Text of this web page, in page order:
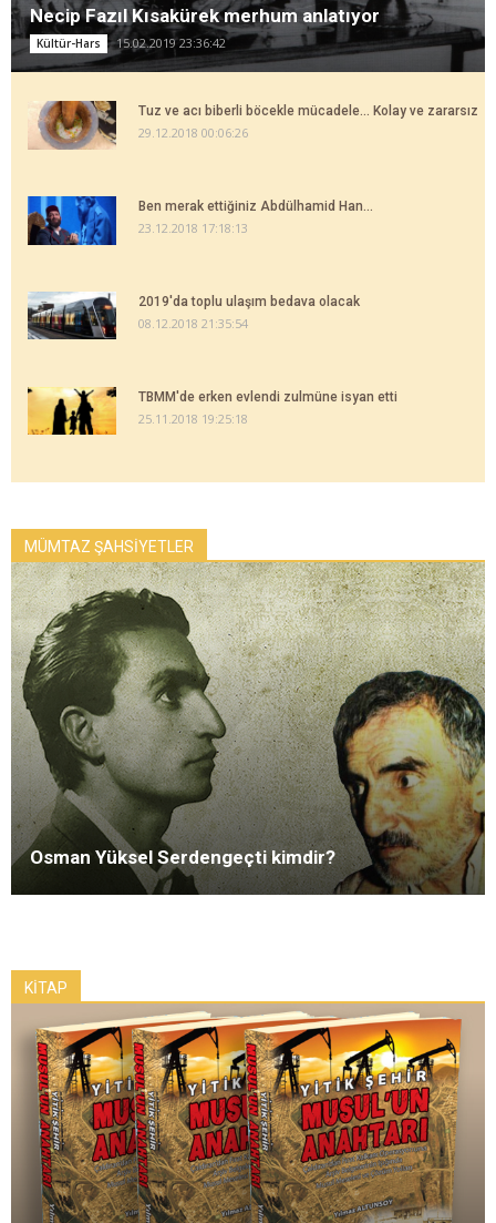
Necip Fazıl Kısakürek merhum anlatıyor
Kültür-Hars 15.02.2019 23:36:42
Tuz ve acı biberli böcekle mücadele... Kolay ve zararsız
29.12.2018 00:06:26
Ben merak ettiğiniz Abdülhamid Han...
23.12.2018 17:18:13
2019'da toplu ulaşım bedava olacak
08.12.2018 21:35:54
TBMM'de erken evlendi zulmüne isyan etti
25.11.2018 19:25:18
MÜMTAZ ŞAHSİYETLER
Osman Yüksel Serdengeçti kimdir?
KİTAP